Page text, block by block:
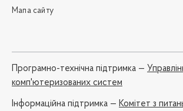
Мапа сайту
Програмно-технічна підтримка —
комп'ютеризованих систем
Iнформаційна підтримка — Комітет з